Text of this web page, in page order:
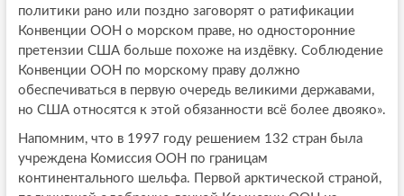
политики рано или поздно заговорят о ратификации
Конвенции ООН о морском праве, но односторонние
претензии США больше похоже на издёвку. Соблюдение
Конвенции ООН по морскому праву должно
обеспечиваться в первую очередь великими державами,
но США относятся к этой обязанности всё более двояко».
Напомним, что в 1997 году решением 132 стран была
учреждена Комиссия ООН по границам
континентального шельфа. Первой арктической страной,